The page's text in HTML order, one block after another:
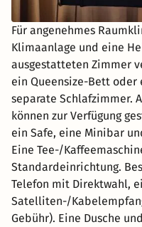
Für angenehmes
Klimaanlage und eine
ausgestatteten Zimmer
ein Queensize-Bett oder
separate Schlafzimmer.
können zur Verfügung
ein Safe, eine Minibar
Eine Tee-/
Standardeinrichtung.
Telefon mit Direktwahl,
Satelliten-/
Gebühr). Eine Dusche